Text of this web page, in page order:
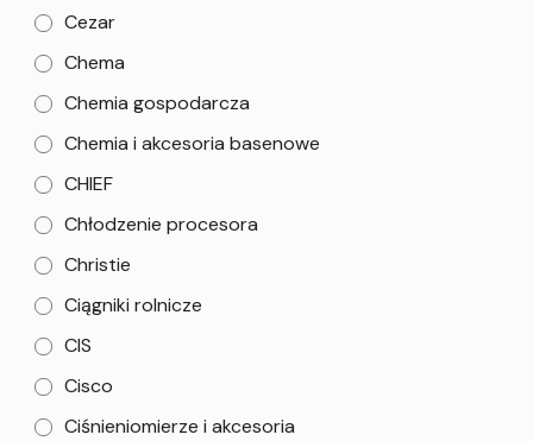
Cezar
Chema
Chemia gospodarcza
Chemia i akcesoria basenowe
CHIEF
Chłodzenie procesora
Christie
Ciągniki rolnicze
CIS
Cisco
Ciśnieniomierze i akcesoria